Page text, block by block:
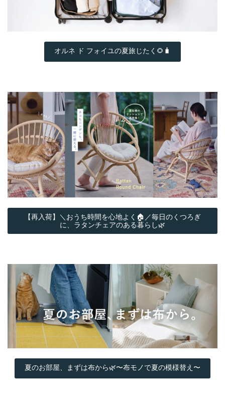
オルネ ド フォイユの夏旅じたく🌻🧳
【再入荷】＼おうち時間を心地よく🏠／毎日のくつろぎ
に、ラタンチェアのある暮らし🌿
夏のお部屋、まずは布から🌿〜布モノで夏の模様替え〜